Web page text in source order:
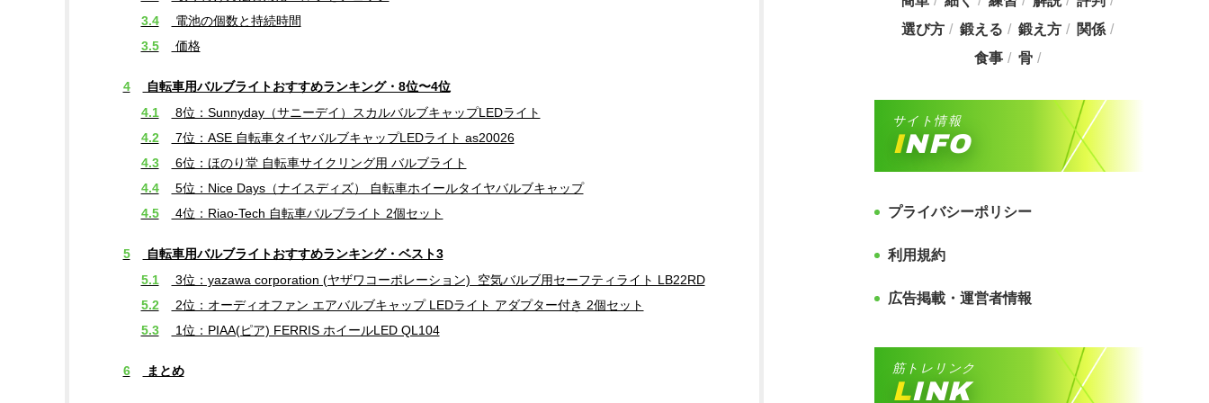
3.4
電池の個数と持続時間
3.5
価格
4
自転車用バルブライトおすすめランキング・8位〜4位
4.1
8位：Sunnyday（サニーデイ）スカルバルブキャップLEDライト
4.2
7位：ASE 自転車タイヤバルブキャップLEDライト as20026
4.3
6位：ほのり堂 自転車サイクリング用 バルブライト
4.4
5位：Nice Days（ナイスディズ） 自転車ホイールタイヤバルブキャップ
4.5
4位：Riao-Tech 自転車バルブライト 2個セット
5
自転車用バルブライトおすすめランキング・ベスト3
5.1
3位：yazawa corporation (ヤザワコーポレーション) 空気バルブ用セーフティライト LB22RD
5.2
2位：オーディオファン エアバルブキャップ LEDライト アダプター付き 2個セット
5.3
1位：PIAA(ピア) FERRIS ホイールLED QL104
6 まとめ
選び方
鍛える 鍛え方
関係
食事
骨
サイト情報
INFO
プライバシーポリシー
利用規約
広告掲載・運営者情報
筋トレリンク
LINK